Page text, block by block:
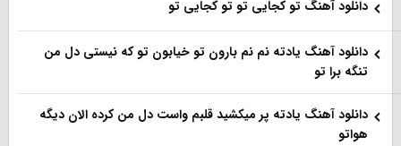
دانلود آهنگ تو کجایی تو تو کجایی تو
دانلود آهنگ یادته نم نم بارون تو خیابون تو که نیستی دل من
تنگه برا تو
دانلود آهنگ یادته پر میکشید قلبم واست دل من کرده الان دیگه
هواتو